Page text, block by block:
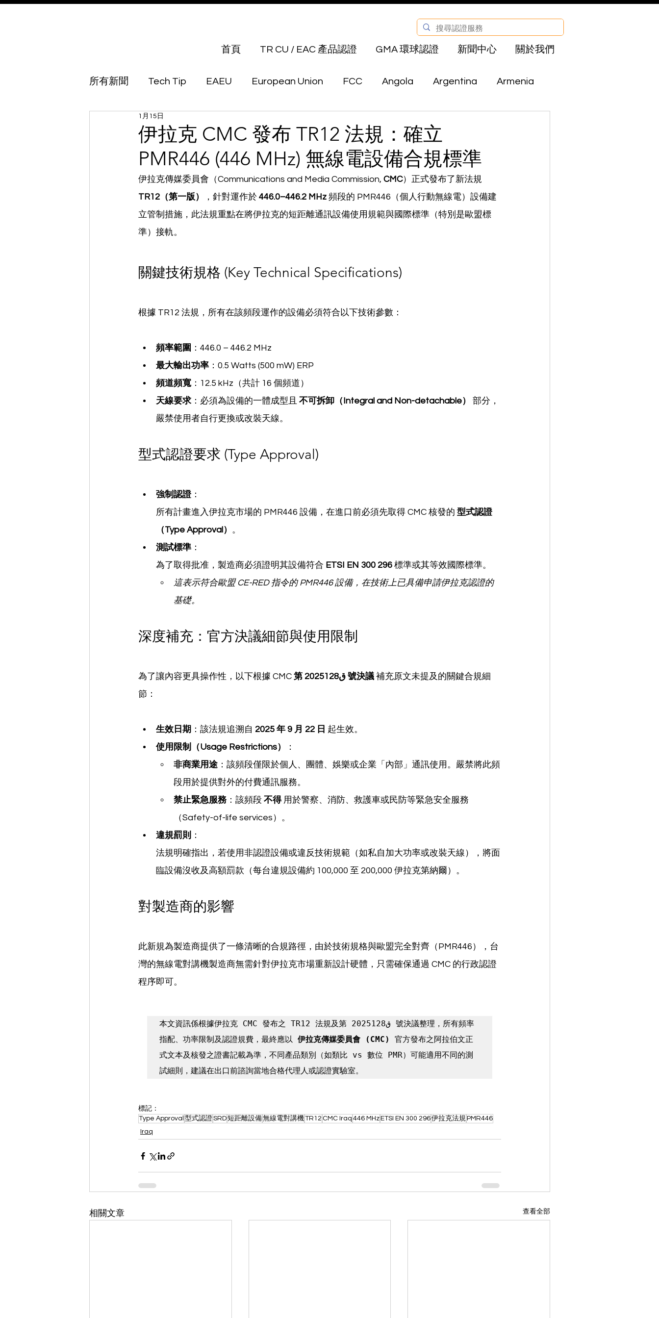
首頁 TR CU / EAC 產品認證 GMA 環球認證 新聞中心 關於我們
所有新聞 Tech Tip EAEU European Union FCC Angola Argentina Armenia
Australia
Botswana Brunei Canada Chile China Colombia ECHA Egypt
Georgia Guinea Bissau Hong Kong India Indonesia Israel Iraq
伊拉克 CMC 發布 TR12 法規：確立
PMR446 (446 MHz) 無線電設備合規標準
1月15日
伊拉克傳媒委員會（Communications and Media Commission, CMC）正式發布了新法規
TR12（第一版）
，針對運作於 446.0–446.2 MHz 頻段的 PMR446（個人行動無線電）設備建
立管制措施，此法規重點在將伊拉克的短距離通訊設備使用規範與國際標準（特別是歐盟標
準）接軌。
關鍵技術規格 (Key Technical Specifications)
根據 TR12 法規，所有在該頻段運作的設備必須符合以下技術參數：
頻率範圍 ：446.0 – 446.2 MHz
最大輸出功率 ：0.5 Watts (500 mW) ERP
頻道頻寬：12.5 kHz（共計 16 個頻道）
天線要求：必須為設備的一體成型且 不可拆卸（Integral and Non-detachable）
部分，
嚴禁使用者自行更換或改裝天線。
型式認證要求 (Type Approval)
強制認證：
所有計畫進入伊拉克市場的 PMR446 設備，在進口前必須先取得 CMC 核發的 型式認證
（Type Approval） 。
測試標準 ：
為了取得批准，製造商必須證明其設備符合 ETSI EN 300 296 標準或其等效國際標準。
這表示符合歐盟 CE-RED 指令的 PMR446 設備，在技術上已具備申請伊拉克認證的
基礎。
深度補充：官方決議細節與使用限制
為了讓內容更具操作性，以下根據 CMC 第 2025ق128 號決議 補充原文未提及的關鍵合規細
節：
生效日期 ：該法規追溯自 2025 年 9 月 22 日 起生效。
使用限制（Usage Restrictions）
：
非商業用途 ：該頻段僅限於個人、團體、娛樂或企業「內部」通訊使用。嚴禁將此頻
段用於提供對外的付費通訊服務。
禁止緊急服務：該頻段 不得 用於警察、消防、救護車或民防等緊急安全服務
（Safety-of-life services）。
違規罰則
：
法規明確指出，若使用非認證設備或違反技術規範（如私自加大功率或改裝天線），將面
臨設備沒收及高額罰款（每台違規設備約 100,000 至 200,000 伊拉克第納爾）。
對製造商的影響
此新規為製造商提供了一條清晰的合規路徑，由於技術規格與歐盟完全對齊（PMR446），台
灣的無線電對講機製造商無需針對伊拉克市場重新設計硬體，只需確保通過 CMC 的行政認證
程序即可。
本文資訊係根據伊拉克 CMC 發布之 TR12 法規及第 2025ق128 號決議整理，所有頻率
指配、功率限制及認證規費，最終應以 伊拉克傳媒委員會 (CMC)
官方發布之阿拉伯文正
式文本及核發之證書記載為準，不同產品類別（如類比 vs 數位 PMR）可能適用不同的測
試細則，建議在出口前諮詢當地合格代理人或認證實驗室。
標記：
Type Approval 型式認證SRD短距離設備無線電對講機TR12 CMC Iraq 446 MHz ETSI EN 300 296伊拉克法規 PMR446
Iraq
相關文章 查看全部